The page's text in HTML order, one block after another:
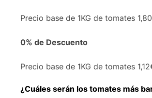
Precio base de 1KG de tomates
0% de Descuento
Precio base de 1KG de tomates
¿Cuáles serán los tomates más